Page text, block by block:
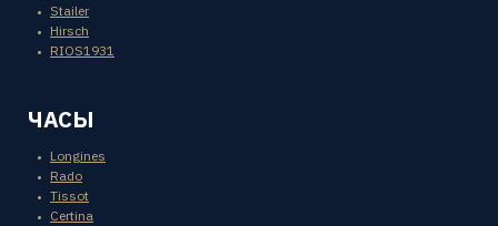
Stailer
Hirsch
RIOS1931
ЧАСЫ
Longines
Rado
Tissot
Certina